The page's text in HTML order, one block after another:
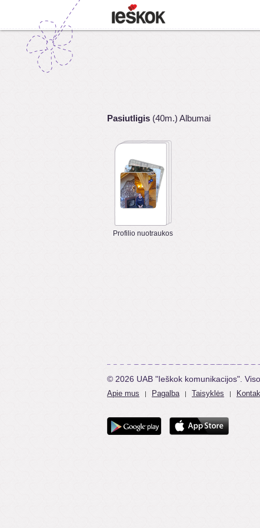
Pasiutligis (40m.) Albumai
Profilio nuotraukos
© 2026 UAB "Ieškok komunikacijos".
Apie mus | Pagalba | Taisyklės |